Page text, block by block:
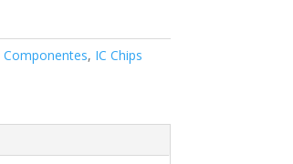
Componentes, IC Chips